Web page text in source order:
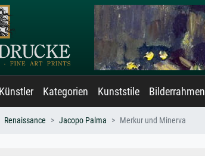
Künstler Kategorien Kunststile Bilderrahmen
Renaissance Jacopo Palma Merkur und Minerva